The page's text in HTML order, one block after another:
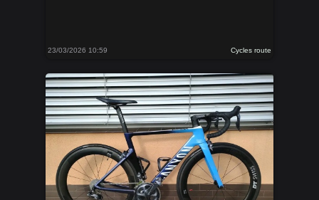
23/03/2026 10:59 Cycles route